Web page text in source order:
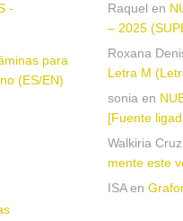
-
para
(ES/EN)
Raquel en
– 2025
Roxana
Letra M
sonia en
[Fuente
Walkiria Cruz
mente este
ISAen